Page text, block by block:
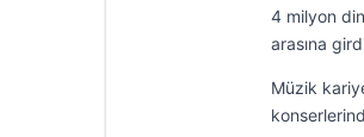
4 milyon
arasına
Müzik